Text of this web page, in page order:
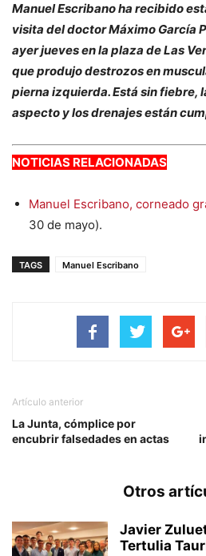
Manuel Escribano ha recibido
visita del doctor Máximo García
ayer jueves en la plaza de Las
que produjo destrozos en
pierna izquierda. Está sin fiebre,
aspecto y los drenajes están
NOTICIAS RELACIONADAS
Manuel Escribano, corneado
30 de mayo).
TAGS Manuel Escribano
Artículo anterior
La Junta, cómplice por
encubrir falsedades en actas
Otros
Javier
Tertulia